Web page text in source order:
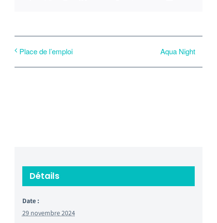
Place de l’emploi Aqua Night
Détails
Date :
29 novembre 2024